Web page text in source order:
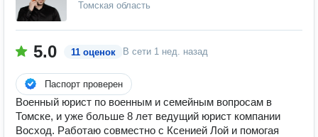
Томская область
5.0 11 оценок В сети 1 нед. назад
Паспорт проверен
Военный юрист по военным и семейным вопросам в
Томске, и уже больше 8 лет ведущий юрист компании
Восход. Работаю совместно с Ксенией Лой и помогая